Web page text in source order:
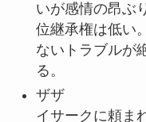
いが感情の昂ぶ
位継承権は低い
ないトラブルが
る。
ザザ
イサークに頼ま